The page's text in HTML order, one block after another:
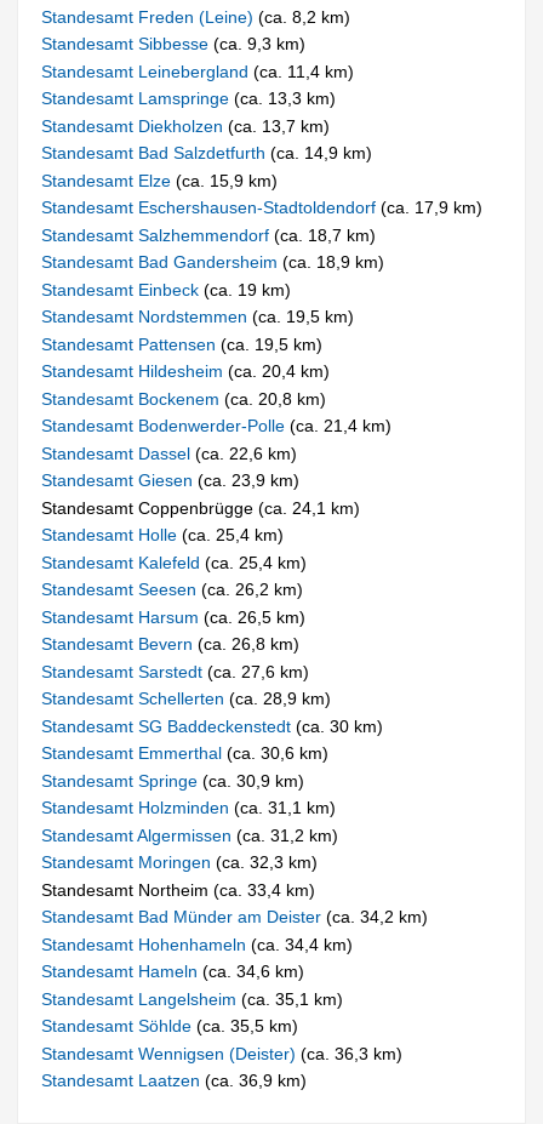
Standesamt Freden (Leine)(ca. 8,2 km)
Standesamt Sibbesse(ca. 9,3 km)
Standesamt Leinebergland(ca. 11,4 km)
Standesamt Lamspringe(ca. 13,3 km)
Standesamt Diekholzen(ca. 13,7 km)
Standesamt Bad Salzdetfurth(ca. 14,9 km)
Standesamt Elze(ca. 15,9 km)
Standesamt Eschershausen-Stadtoldendorf(ca. 17,9 km)
Standesamt Salzhemmendorf(ca. 18,7 km)
Standesamt Bad Gandersheim(ca. 18,9 km)
Standesamt Einbeck(ca. 19 km)
Standesamt Nordstemmen(ca. 19,5 km)
Standesamt Pattensen(ca. 19,5 km)
Standesamt Hildesheim(ca. 20,4 km)
Standesamt Bockenem(ca. 20,8 km)
Standesamt Bodenwerder-Polle(ca. 21,4 km)
Standesamt Dassel(ca. 22,6 km)
Standesamt Giesen(ca. 23,9 km)
Standesamt Coppenbrügge (ca. 24,1 km)
Standesamt Holle(ca. 25,4 km)
Standesamt Kalefeld(ca. 25,4 km)
Standesamt Seesen(ca. 26,2 km)
Standesamt Harsum(ca. 26,5 km)
Standesamt Bevern(ca. 26,8 km)
Standesamt Sarstedt(ca. 27,6 km)
Standesamt Schellerten(ca. 28,9 km)
Standesamt SG Baddeckenstedt(ca. 30 km)
Standesamt Emmerthal(ca. 30,6 km)
Standesamt Springe(ca. 30,9 km)
Standesamt Holzminden(ca. 31,1 km)
Standesamt Algermissen(ca. 31,2 km)
Standesamt Moringen(ca. 32,3 km)
Standesamt Northeim (ca. 33,4 km)
Standesamt Bad Münder am Deister(ca. 34,2 km)
Standesamt Hohenhameln(ca. 34,4 km)
Standesamt Hameln(ca. 34,6 km)
Standesamt Langelsheim(ca. 35,1 km)
Standesamt Söhlde(ca. 35,5 km)
Standesamt Wennigsen (Deister)(ca. 36,3 km)
Standesamt Laatzen(ca. 36,9 km)